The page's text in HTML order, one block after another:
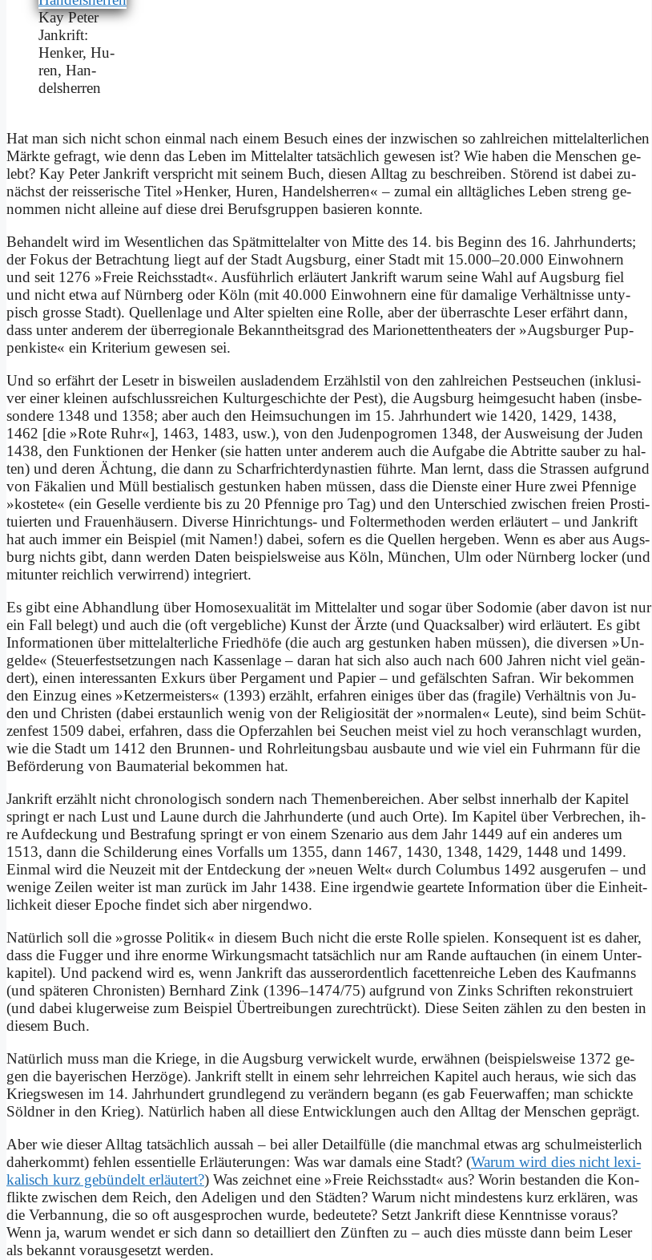
Kay Pe­ter
Jan­krift:
Hen­ker, Hu­
ren, Han­
dels­her­ren
Hat man sich nicht schon ein­mal nach ei­nem Be­such ei­nes der in­zwi­schen so zahl­rei­chen mit­tel­al­ter­li­chen
Märk­te ge­fragt, wie denn das Le­ben im Mit­tel­al­ter tat­säch­lich ge­we­sen ist? Wie ha­ben die Men­schen ge­
lebt? Kay Pe­ter Jan­krift ver­spricht mit sei­nem Buch, die­sen All­tag zu be­schrei­ben. Stö­rend ist da­bei zu­
nächst der rei­sse­ri­sche Ti­tel »Hen­ker, Hu­ren, Han­dels­her­ren« – zu­mal ein all­täg­li­ches Le­ben streng ge­
nom­men nicht al­lei­ne auf die­se drei Be­rufs­grup­pen ba­sie­ren konn­te.
Be­han­delt wird im We­sent­li­chen das Spät­mit­tel­al­ter von Mit­te des 14. bis Be­ginn des 16. Jahr­hun­derts;
der Fo­kus der Be­trach­tung liegt auf der Stadt Augs­burg, ei­ner Stadt mit 15.000–20.000 Ein­woh­nern
und seit 1276 »Freie Reichs­stadt«. Aus­führ­lich er­läu­tert Jan­krift war­um sei­ne Wahl auf Augs­burg fiel
und nicht et­wa auf Nürn­berg oder Köln (mit 40.000 Ein­woh­nern ei­ne für da­ma­li­ge Ver­hält­nis­se un­ty­
pisch gro­sse Stadt). Quel­len­la­ge und Al­ter spiel­ten ei­ne Rol­le, aber der über­rasch­te Le­ser er­fährt dann,
dass un­ter an­de­rem der über­re­gio­na­le Be­kannt­heits­grad des Ma­rio­net­ten­thea­ters der »Augs­bur­ger Pup­
pen­ki­ste« ein Kri­te­ri­um ge­we­sen sei.
Und so er­fährt der Le­setr in bis­wei­len aus­la­den­dem Er­zähl­stil von den zahl­rei­chen Pest­seu­chen (in­klu­si­
ver ei­ner klei­nen auf­schluss­rei­chen Kul­tur­ge­schich­te der Pest), die Augs­burg heim­ge­sucht ha­ben (ins­be­
son­de­re 1348 und 1358; aber auch den Heim­su­chun­gen im 15. Jahr­hun­dert wie 1420, 1429, 1438,
1462 [die »Ro­te Ruhr«], 1463, 1483, usw.), von den Ju­den­po­gro­men 1348, der Aus­wei­sung der Ju­den
1438, den Funk­tio­nen der Hen­ker (sie hat­ten un­ter an­de­rem auch die Auf­ga­be die Ab­trit­te sau­ber zu hal­
ten) und de­ren Äch­tung, die dann zu Scharf­rich­ter­dy­na­stien führ­te. Man lernt, dass die Stra­ssen auf­grund
von Fä­ka­li­en und Müll be­stia­lisch ge­stun­ken ha­ben müs­sen, dass die Dien­ste ei­ner Hu­re zwei Pfen­ni­ge
»ko­ste­te« (ein Ge­sel­le ver­dien­te bis zu 20 Pfen­ni­ge pro Tag) und den Un­ter­schied zwi­schen frei­en Pro­sti­
tu­ier­ten und Frau­en­häu­sern. Di­ver­se Hin­rich­tungs- und Fol­ter­me­tho­den wer­den er­läu­tert – und Jan­krift
hat auch im­mer ein Bei­spiel (mit Na­men!) da­bei, so­fern es die Quel­len her­ge­ben. Wenn es aber aus Augs­
burg nichts gibt, dann wer­den Da­ten bei­spiels­wei­se aus Köln, Mün­chen, Ulm oder Nürn­berg locker (und
mit­un­ter reich­lich ver­wir­rend) in­te­griert.
Es gibt ei­ne Ab­hand­lung über Ho­mo­se­xua­li­tät im Mit­tel­al­ter und so­gar über So­do­mie (aber da­von ist nur
ein Fall be­legt) und auch die (oft ver­geb­li­che) Kunst der Ärz­te (und Quack­sal­ber) wird er­läu­tert. Es gibt
In­for­ma­tio­nen über mit­tel­al­ter­li­che Fried­hö­fe (die auch arg ge­stun­ken ha­ben müs­sen), die di­ver­sen »Un­
gel­de« (Steu­er­fest­set­zun­gen nach Kas­sen­la­ge – dar­an hat sich al­so auch nach 600 Jah­ren nicht viel ge­än­
dert), ei­nen in­ter­es­san­ten Ex­kurs über Per­ga­ment und Pa­pier – und ge­fälsch­ten Sa­fran. Wir be­kom­men
den Ein­zug ei­nes »Ket­zer­mei­sters« (1393) er­zählt, er­fah­ren ei­ni­ges über das (fra­gi­le) Ver­hält­nis von Ju­
den und Chri­sten (da­bei er­staun­lich we­nig von der Re­li­gio­si­tät der »nor­ma­len« Leu­te), sind beim Schüt­
zen­fest 1509 da­bei, er­fah­ren, dass die Op­fer­zah­len bei Seu­chen meist viel zu hoch ver­an­schlagt wur­den,
wie die Stadt um 1412 den Brun­nen- und Rohr­lei­tungs­bau aus­bau­te und wie viel ein Fuhr­mann für die
Be­för­de­rung von Bau­ma­te­ri­al be­kom­men hat.
Jan­krift er­zählt nicht chro­no­lo­gisch son­dern nach The­men­be­rei­chen. Aber selbst in­ner­halb der Ka­pi­tel
springt er nach Lust und Lau­ne durch die Jahr­hun­der­te (und auch Or­te). Im Ka­pi­tel über Ver­bre­chen, ih­
re Auf­deckung und Be­stra­fung springt er von ei­nem Sze­na­rio aus dem Jahr 1449 auf ein an­de­res um
1513, dann die Schil­de­rung ei­nes Vor­falls um 1355, dann 1467, 1430, 1348, 1429, 1448 und 1499.
Ein­mal wird die Neu­zeit mit der Ent­deckung der »neu­en Welt« durch Co­lum­bus 1492 aus­ge­ru­fen – und
we­ni­ge Zei­len wei­ter ist man zu­rück im Jahr 1438. Ei­ne ir­gend­wie ge­ar­te­te In­for­ma­ti­on über die Ein­heit­
lich­keit die­ser Epo­che fin­det sich aber nir­gend­wo.
Na­tür­lich soll die »gro­sse Po­li­tik« in die­sem Buch nicht die er­ste Rol­le spie­len. Kon­se­quent ist es da­her,
dass die Fug­ger und ih­re enor­me Wir­kungs­macht tat­säch­lich nur am Ran­de auf­tau­chen (in ei­nem Un­ter­
ka­pi­tel). Und packend wird es, wenn Jan­krift das au­sser­or­dent­lich fa­cet­ten­rei­che Le­ben des Kauf­manns
(und spä­te­ren Chro­ni­sten) Bern­hard Zink (1396–1474/75) auf­grund von Zinks Schrif­ten re­kon­stru­iert
(und da­bei klu­ger­wei­se zum Bei­spiel Über­trei­bun­gen zu­recht­rückt). Die­se Sei­ten zäh­len zu den be­sten in
die­sem Buch.
Na­tür­lich muss man die Krie­ge, in die Augs­burg ver­wickelt wur­de, er­wäh­nen (bei­spiels­wei­se 1372 ge­
gen die baye­ri­schen Her­zö­ge). Jan­krift stellt in ei­nem sehr lehr­rei­chen Ka­pi­tel auch her­aus, wie sich das
Kriegs­we­sen im 14. Jahr­hun­dert grund­le­gend zu ver­än­dern be­gann (es gab Feu­er­waf­fen; man schick­te
Söld­ner in den Krieg). Na­tür­lich ha­ben all die­se Ent­wick­lun­gen auch den All­tag der Men­schen ge­prägt.
Aber wie die­ser All­tag tat­säch­lich aus­sah – bei al­ler De­tail­fül­le (die manch­mal et­was arg schul­mei­ster­lich
da­her­kommt) feh­len es­sen­ti­el­le Er­läu­te­run­gen: Was war da­mals ei­ne Stadt? (War­um wird dies nicht le­xi­
ka­lisch kurz ge­bün­delt er­läu­tert?) Was zeich­net ei­ne »Freie Reichs­stadt« aus? Wor­in be­stan­den die Kon­
flik­te zwi­schen dem Reich, den Ade­li­gen und den Städ­ten? War­um nicht min­de­stens kurz er­klä­ren, was
die Ver­ban­nung, die so oft aus­ge­spro­chen wur­de, be­deu­te­te? Setzt Jan­krift die­se Kennt­nis­se vor­aus?
Wenn ja, war­um wen­det er sich dann so de­tail­liert den Zünf­ten zu – auch dies müss­te dann beim Le­ser
als be­kannt vor­aus­ge­setzt wer­den.